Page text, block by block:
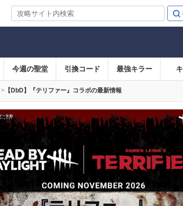
今週の聖堂 引換コード 最強キラー
【DbD】『テリファー』コラボの最新情報